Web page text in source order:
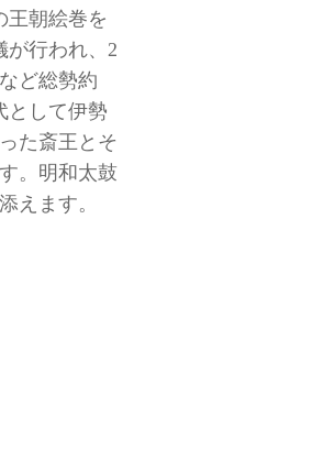
王朝絵巻を
が行われ、2
ど総勢約
として伊勢
た斎王とそ
。明和太鼓
えます。